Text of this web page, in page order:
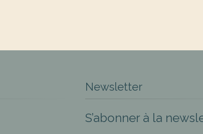
Newsletter
S’abonner à la